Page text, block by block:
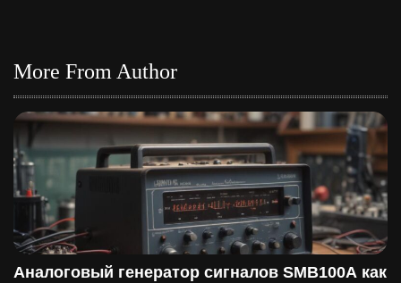
More From Author
Аналоговый генератор сигналов SMB100A как